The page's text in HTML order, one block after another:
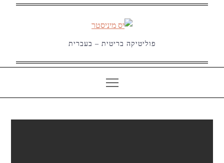
פוליטיקה בריטית – בעברית